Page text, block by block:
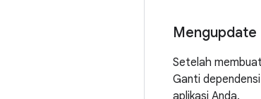
Mengupdate
Setelah
Ganti
aplikasi Anda.